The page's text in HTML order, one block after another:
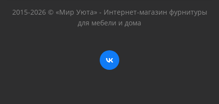
2015-2026 © «Мир Уюта» - Интернет-магазин фурнитуры
для мебели и дома